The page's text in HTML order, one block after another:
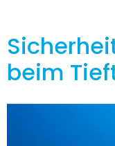
beim